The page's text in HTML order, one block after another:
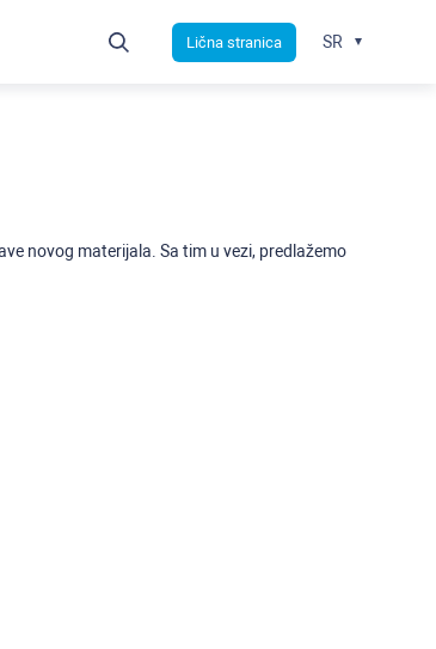
novog materijala. Sa tim u vezi, predlažemo
Lična stranica SR